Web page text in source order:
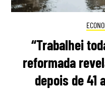
“Trabalhei
reformada
depois de 41